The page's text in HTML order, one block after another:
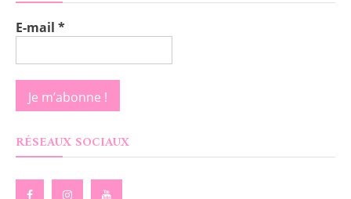
E-mail *
RÉSEAUX SOCIAUX